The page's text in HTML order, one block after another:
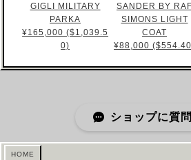
GIGLI MILITARY
PARKA
¥165,000 ($1,039.5
0)
SANDER BY RAF
SIMONS LIGHT
COAT
¥88,000
HOME
ショップに質